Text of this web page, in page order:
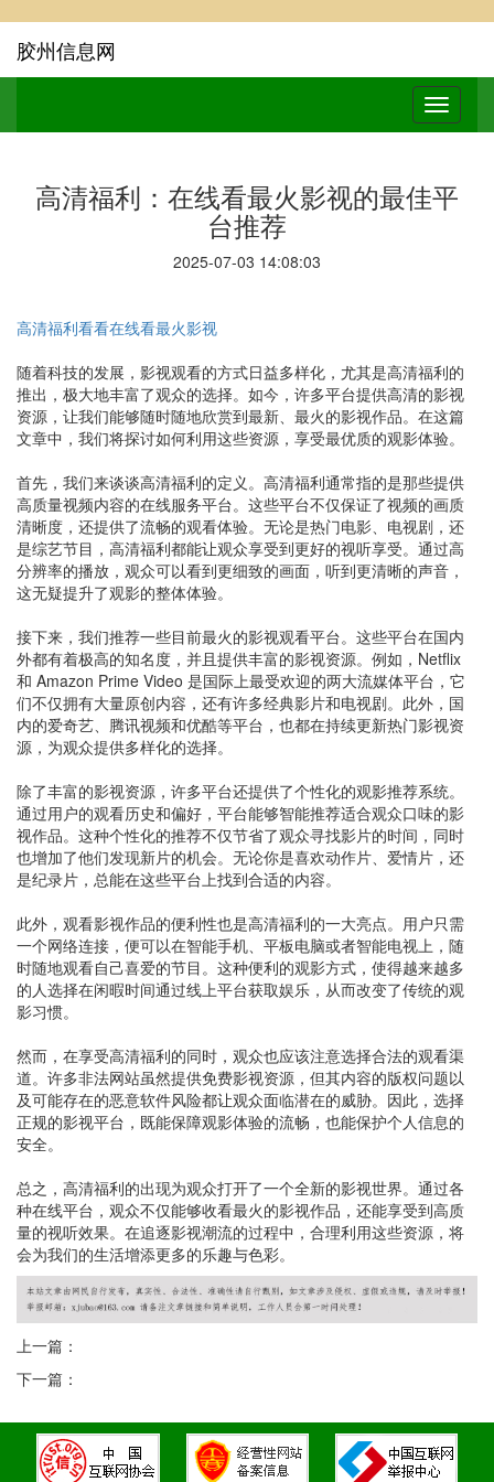
胶州信息网
高清福利：在线看最火影视的最佳平
台推荐
2025-07-03 14:08:03
高清福利看看在线看最火影视
随着科技的发展，影视观看的方式日益多样化，尤其是高清福利的
推出，极大地丰富了观众的选择。如今，许多平台提供高清的影视
资源，让我们能够随时随地欣赏到最新、最火的影视作品。在这篇
文章中，我们将探讨如何利用这些资源，享受最优质的观影体验。
首先，我们来谈谈高清福利的定义。高清福利通常指的是那些提供
高质量视频内容的在线服务平台。这些平台不仅保证了视频的画质
清晰度，还提供了流畅的观看体验。无论是热门电影、电视剧，还
是综艺节目，高清福利都能让观众享受到更好的视听享受。通过高
分辨率的播放，观众可以看到更细致的画面，听到更清晰的声音，
这无疑提升了观影的整体体验。
接下来，我们推荐一些目前最火的影视观看平台。这些平台在国内
外都有着极高的知名度，并且提供丰富的影视资源。例如，Netflix
和 Amazon Prime Video 是国际上最受欢迎的两大流媒体平台，它
们不仅拥有大量原创内容，还有许多经典影片和电视剧。此外，国
内的爱奇艺、腾讯视频和优酷等平台，也都在持续更新热门影视资
源，为观众提供多样化的选择。
除了丰富的影视资源，许多平台还提供了个性化的观影推荐系统。
通过用户的观看历史和偏好，平台能够智能推荐适合观众口味的影
视作品。这种个性化的推荐不仅节省了观众寻找影片的时间，同时
也增加了他们发现新片的机会。无论你是喜欢动作片、爱情片，还
是纪录片，总能在这些平台上找到合适的内容。
此外，观看影视作品的便利性也是高清福利的一大亮点。用户只需
一个网络连接，便可以在智能手机、平板电脑或者智能电视上，随
时随地观看自己喜爱的节目。这种便利的观影方式，使得越来越多
的人选择在闲暇时间通过线上平台获取娱乐，从而改变了传统的观
影习惯。
然而，在享受高清福利的同时，观众也应该注意选择合法的观看渠
道。许多非法网站虽然提供免费影视资源，但其内容的版权问题以
及可能存在的恶意软件风险都让观众面临潜在的威胁。因此，选择
正规的影视平台，既能保障观影体验的流畅，也能保护个人信息的
安全。
总之，高清福利的出现为观众打开了一个全新的影视世界。通过各
种在线平台，观众不仅能够收看最火的影视作品，还能享受到高质
量的视听效果。在追逐影视潮流的过程中，合理利用这些资源，将
会为我们的生活增添更多的乐趣与色彩。
上一篇：
下一篇：